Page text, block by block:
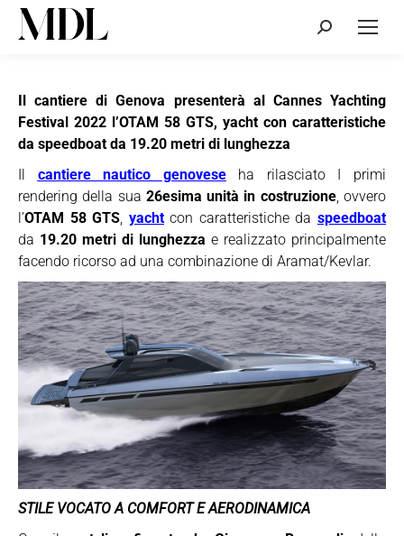
Cerca:
Il cantiere di Genova presenterà al Cannes Yachting
Festival 2022 l’OTAM 58 GTS, yacht con caratteristiche
da speedboat da 19.20 metri di lunghezza
Il cantiere nautico genoveseha rilasciato I primi
rendering della sua 26esima unità in costruzione, ovvero
l’OTAM 58 GTS, yachtcon caratteristiche daspeedboat
da 19.20 metri di lunghezza e realizzato principalmente
facendo ricorso ad una combinazione di Aramat/Kevlar.
STILE VOCATO A COMFORT E AERODINAMICA